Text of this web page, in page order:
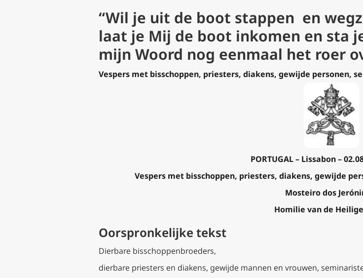
“Wil je uit de boot stappen en
laat je Mij de boot inkomen en sta
mijn Woord nog eenmaal het roer
Vespers met bisschoppen, priesters, diakens, gewijde personen,
PORTUGAL – Lissabon –
Vespers met bisschoppen, priesters, diakens, gewijde
Mosteiro dos
Homilie van de
Oorspronkelijke tekst
Dierbare bisschoppenbroeders,
dierbare priesters en diakens, gewijde mannen en vrouwen,